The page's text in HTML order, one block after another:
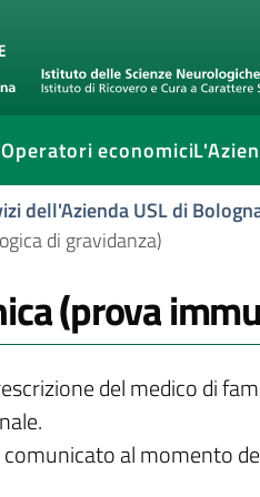
Operatori economici
dell'Azienda USL di
di gravidanza)
(prova
del medico di
al momento